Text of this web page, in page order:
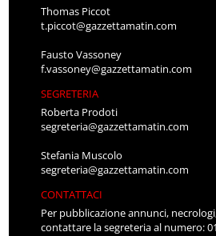
Thomas Piccot
t.piccot@gazzettamatin.com
Fausto Vassoney
f.vassoney@gazzettamatin.com
SEGRETERIA
Roberta Prodoti
segreteria@gazzettamatin.com
Stefania Muscolo
segreteria@gazzettamatin.com
CONTATTACI
Per pubblicazione annunci,
contattare la segreteria al numero: